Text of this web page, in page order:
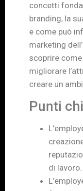
concetti
branding, la
e come può
marketing
scoprire come
migliorare
creare un
Punti
di lavoro.